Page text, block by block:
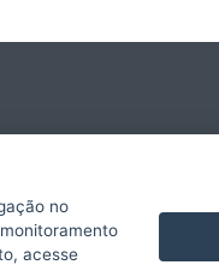
DO ESPÍRITO SANTO
Pública e Defesa
no
acesse